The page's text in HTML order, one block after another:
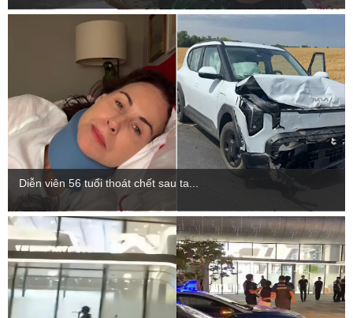
Diễn viên 56 tuổi thoát chết sau ta...